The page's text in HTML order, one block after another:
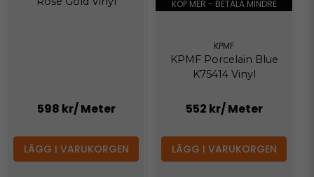
598 kr/ Meter
LÄGG I VARUKORGEN
KÖP MER - BETALA MINDRE
KPMF
KPMF Porcelain Blue
K75414 Vinyl
552 kr/ Meter
LÄGG I VARUKORGEN